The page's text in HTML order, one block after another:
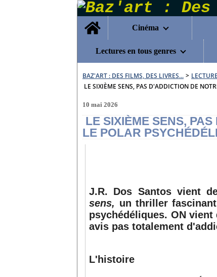
Home
Cinéma
Lectures en tous genres
BAZ'ART : DES FILMS, DES LIVRES... >
LE SIXIÈME SENS, PAS D'ADDICTION DE
10 mai 2026
LE SIXIÈME SENS,
LE POLAR
J.R. Dos Santos vient
sens, un thriller
psychédéliques. ON
avis pas totalement
L'histoire